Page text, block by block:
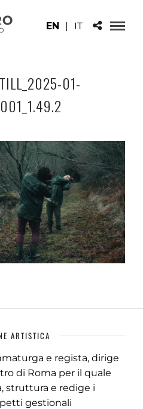
EN | IT
01-
ARTISTICA
e regista, dirige
di Roma per il quale
struttura e redige i
gestionali